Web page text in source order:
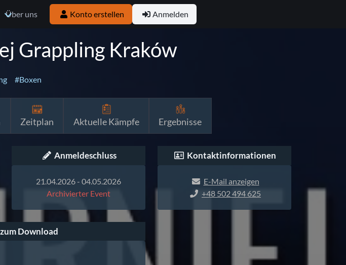
Über uns Konto erstellen Anmelden
Grappling Kraków
#Boxen
Zeitplan Aktuelle Kämpfe Ergebnisse
Anmeldeschluss
21.04.2026 - 04.05.2026
Archivierter Event
Kontaktinformationen
E-Mail anzeigen
+48 502 494 625
Download